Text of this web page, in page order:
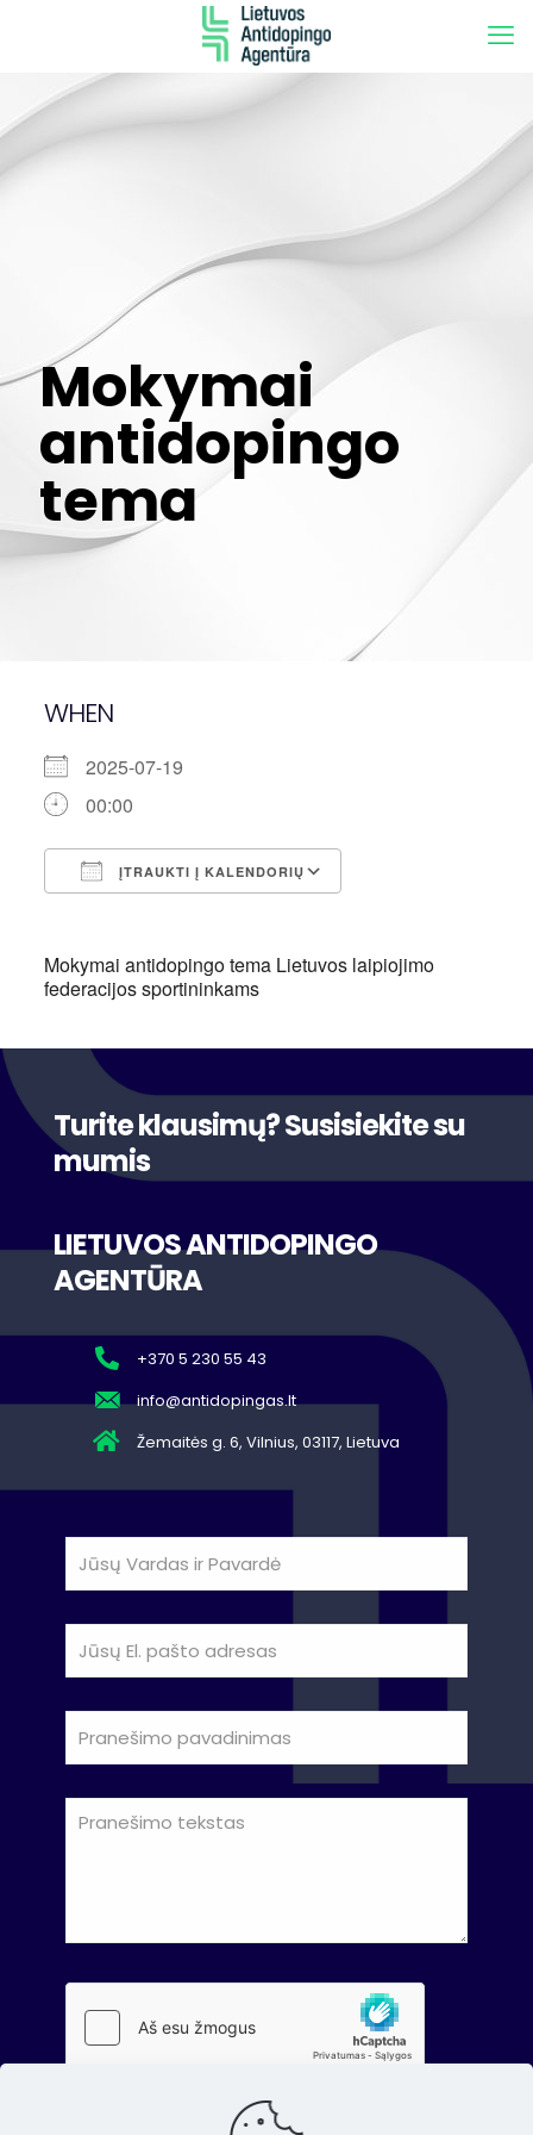
Mokymai
antidopingo
tema
WHEN
2025-07-19
00:00
ĮTRAUKTI Į KALENDORIŲ
Mokymai antidopingo tema Lietuvos laipiojimo
federacijos sportininkams
Turite klausimų? Susisiekite su
mumis
LIETUVOS ANTIDOPINGO
AGENTŪRA
+370 5 230 55 43
info@antidopingas.lt
Žemaitės g. 6, Vilnius, 03117, Lietuva